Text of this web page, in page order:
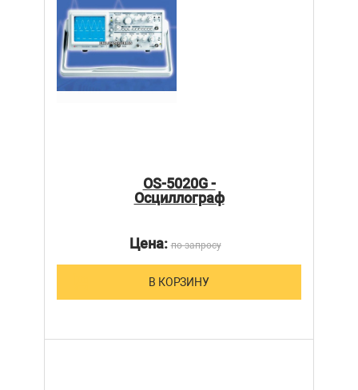
OS-5020G -
Осциллограф
Цена:по запросу
В КОРЗИНУ